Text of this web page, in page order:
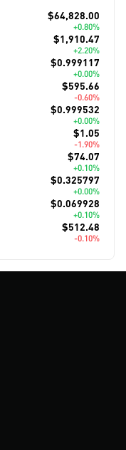
$64,828.00
+0.80%
$1,910.47
+2.20%
$0.999117
+0.00%
$595.66
-0.60%
$0.999532
+0.00%
$1.05
-1.90%
$74.07
+0.10%
$0.325797
+0.00%
$0.069928
+0.10%
$512.48
-0.10%